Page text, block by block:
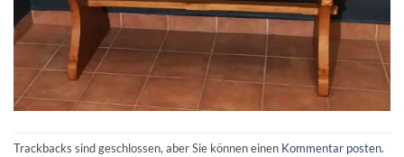
Trackbacks sind geschlossen, aber Sie können einen Kommentar posten.